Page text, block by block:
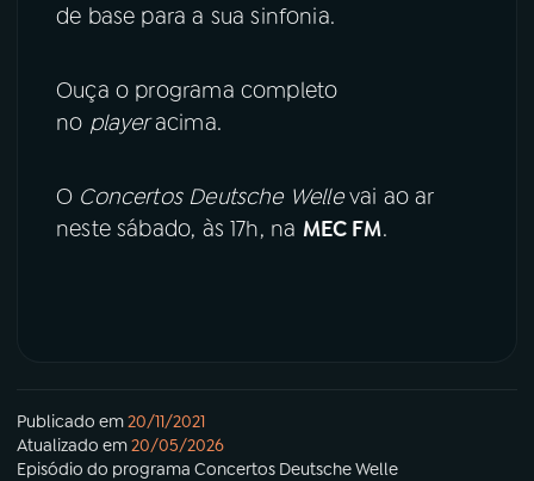
de base para a sua sinfonia.
Ouça o programa completo
no playeracima.
O Concertos Deutsche Wellevai ao ar
neste sábado, às 17h, na MEC FM.
Publicado em20/11/2021
Atualizado em20/05/2026
Episódio do programa Concertos Deutsche Welle